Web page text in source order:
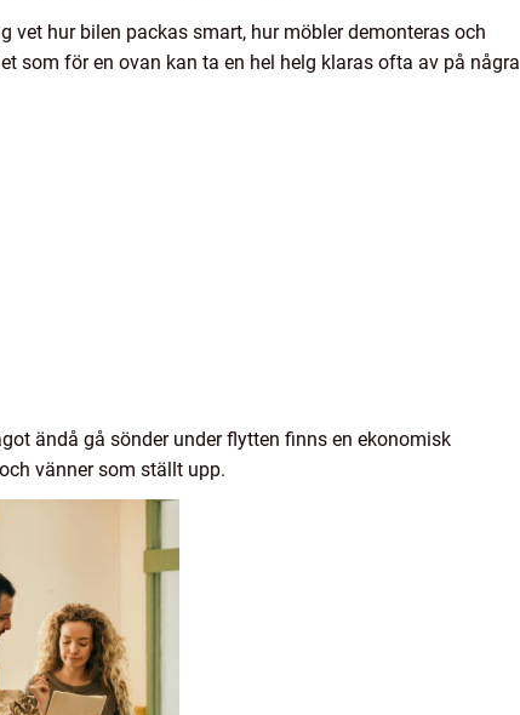
vet hur bilen packas smart, hur möbler demonteras och
som för en ovan kan ta en hel helg klaras ofta av på några
ändå gå sönder under flytten finns en ekonomisk
vänner som ställt upp.